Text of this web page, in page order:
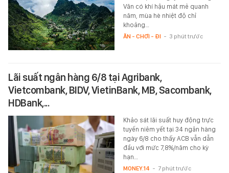
Văn có khí hậu mát mẻ quanh
năm, mùa hè nhiệt độ chỉ
khoảng…
ĂN - CHƠI - ĐI - 3 phút trước
Lãi suất ngân hàng 6/8 tại Agribank,
Vietcombank, BIDV, VietinBank, MB, Sacombank,
HDBank,...
Khảo sát lãi suất huy động trực
tuyến niêm yết tại 34 ngân hàng
ngày 6/8 cho thấy ACB vẫn dẫn
đầu với mức 7,8%/năm cho kỳ
hạn…
MONEY.14 - 7 phút trước